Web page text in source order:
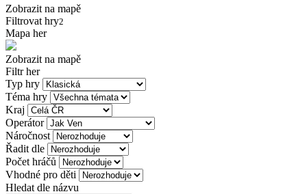
Zobrazit na mapě
Filtrovat hry2
Mapa her
Zobrazit na mapě
Filtr her
Typ hry
Téma hry
Kraj
Operátor
Náročnost
Řadit dle
Počet hráčů
Vhodné pro děti
Hledat dle názvu